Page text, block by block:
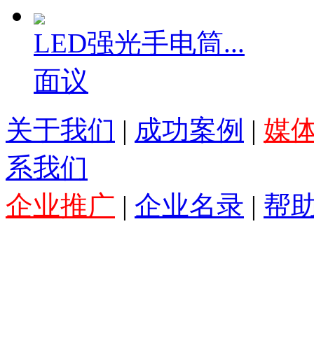
LED强光手电筒...
面议
关于我们 | 成功案例 | 媒
系我们
企业推广 | 企业名录 | 帮